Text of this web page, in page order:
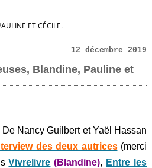
ET CÉCILE.
12 décembre 2019
Blandine, Pauline et
De Nancy Guilbert et Yaël Hassan
des deux autrices(merci
Vivrelivre (Blandine), Entre les